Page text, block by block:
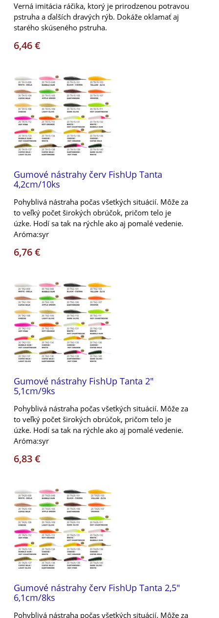
Verná imitácia ráčika, ktorý je prirodzenou potravou
pstruha a ďalších dravých rýb. Dokáže oklamať aj
starého skúseného pstruha.
6,46 €
Gumové nástrahy červ FishUp Tanta
4,2cm/10ks
Pohyblivá nástraha počas všetkých situácií. Môže za
to veľký počet širokých obrúčok, pričom telo je
úzke. Hodí sa tak na rýchle ako aj pomalé vedenie.
Aróma:syr
6,76 €
Gumové nástrahy FishUp Tanta 2"
5,1cm/9ks
Pohyblivá nástraha počas všetkých situácií. Môže za
to veľký počet širokých obrúčok, pričom telo je
úzke. Hodí sa tak na rýchle ako aj pomalé vedenie.
Aróma:syr
6,83 €
Gumové nástrahy červ FishUp Tanta 2,5"
6,1cm/8ks
Pohyblivá nástraha počas všetkých situácií. Môže za